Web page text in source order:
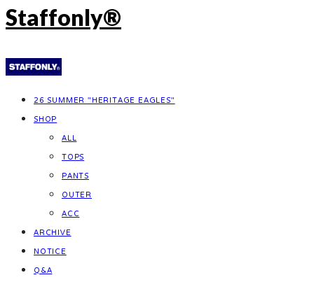
Staffonly®
26 SUMMER "HERITAGE EAGLES"
SHOP
ALL
TOPS
PANTS
OUTER
ACC
ARCHIVE
NOTICE
Q&A